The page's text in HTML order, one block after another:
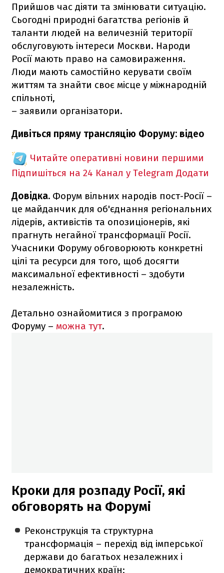
Прийшов час діяти та змінювати ситуацію.
Сьогодні природні багатства регіонів й
таланти людей на величезній території
обслуговують інтереси Москви. Народи
Росії мають право на самовираження.
Люди мають самостійно керувати своїм
життям та знайти своє місце у міжнародній
спільноті,
– заявили організатори.
Дивіться пряму трансляцію Форуму: відео
Читайте оперативні новини першими
Підпишіться на 24 Канал у Telegram Додати
Довідка. Форум вільних народів пост-Росії –
це майданчик для об'єднання регіональних
лідерів, активістів та опозиціонерів, які
прагнуть негайної трансформації Росії.
Учасники Форуму обговорюють конкретні
цілі та ресурси для того, щоб досягти
максимальної ефективності – здобути
незалежність.
Детально ознайомитися з програмою
Форуму – можна тут.
Кроки для розпаду Росії, які
обговорять на Форумі
Реконструкція та структурна
трансформація – перехід від імперської
держави до багатьох незалежних і
демократичних країн;